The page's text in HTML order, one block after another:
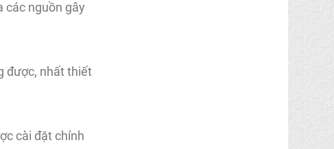
các nguồn gây
được, nhất thiết
cài đặt chính